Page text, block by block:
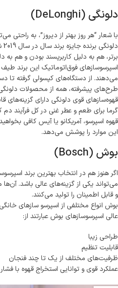
دلونگی (DeLonghi)
با شعار “هر روز بهتر از دیروز”، به راحتی
برتر، هم به دلیل کاربرپسند بودن و هم
اسپرسوسازهای فوق‌اتوماتیک این برند طیف
می‌دهند. از دستگاه‌های کپسولی گرفته تا
طرح‌های پیشرفته، همه از محصولات
قهوه‌سازهای قوی دلونگی دارای گزینه‌های
گرما برای طعم و عطر غنی در کل فرآیند
این موارد را پوشش می‌دهد.
بوش (Bosch)
اگر هنوز هم در انتخاب بهترین برند
می‌تواند یکی از گزینه‌های عالی باشد.
و قابل اطمینان را تولید می‌کنند.
بوش انواع مختلفی از اسپرسو سازهای
عالی اسپرسوسازهای بوش عبارتند از:
طراحی زیبا
قابلیت تنظیم
ظرفیت‌های مختلف از یک تا چند فنجان
عملکرد قوی و توانایی استخراج قهوه با